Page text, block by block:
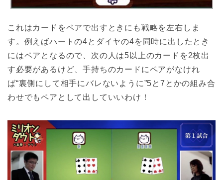
これはカードをペアで出すときにも戦略を左右しま
す。例えばハートの4とダイヤの4を同時に出したとき
にはペアとなるので、次の人は5以上のカードを2枚出
す必要があるけど、手持ちのカードにペアがなけれ
ば“裏側にして相手にバレないように”5と7とかの組み合
わせでもペアとして出していいわけ！